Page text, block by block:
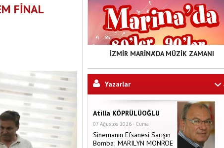
FİNAL
İZMİR MARİNA'DA MÜZİK ZAMANI
Yazarlar
Atilla KÖPRÜLÜOĞLU
07 Ağustos 2026 - Cuma
Sinemanın Efsanesi Sarışın
Bomba; MARILYN MONROE